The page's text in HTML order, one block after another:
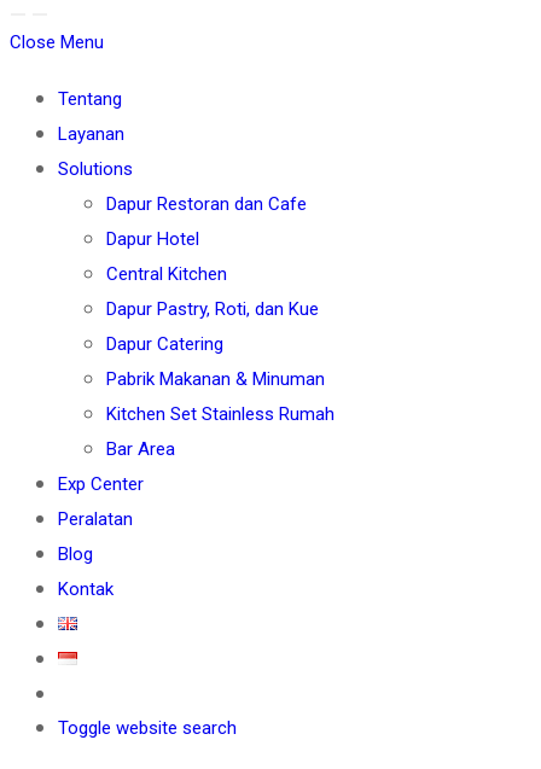
Close Menu
Tentang
Layanan
Solutions
Dapur Restoran dan Cafe
Dapur Hotel
Central Kitchen
Dapur Pastry, Roti, dan Kue
Dapur Catering
Pabrik Makanan & Minuman
Kitchen Set Stainless Rumah
Bar Area
Exp Center
Peralatan
Blog
Kontak
Toggle website search